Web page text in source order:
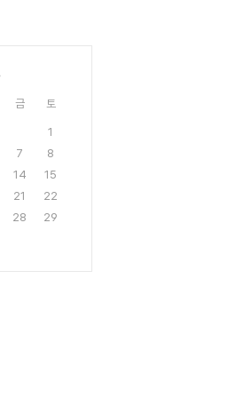
금 토
1
7
8
14
15
21
22
28
29